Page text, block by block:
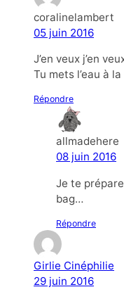
coralinelambert
05 juin 2016
J’en veux j’en
Tu mets l’eau à
Répondre
allmadehere
08 juin 2016
Je te
bag…
Répondre
Girlie Cinéphilie
29 juin 2016